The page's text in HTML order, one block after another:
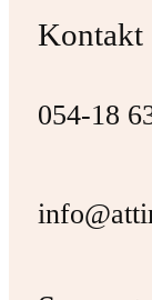
Kontakt
054-18